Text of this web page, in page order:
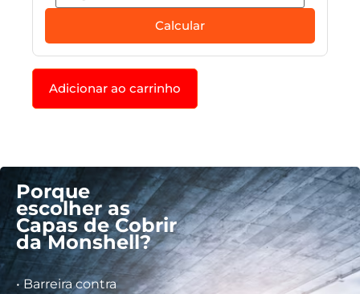
Calcular
Adicionar ao carrinho
Porque
escolher as
Capas de Cobrir
da Monshell?
• Barreira contra